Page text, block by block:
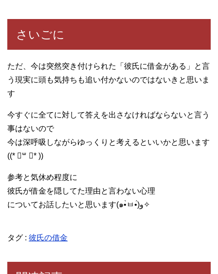
さいごに
ただ、今は突然突き付けられた「彼氏に借金がある」と言
う現実に頭も気持ちも追い付かないのではないきと思いま
す
今すぐに全てに対して答えを出さなければならないと言う
事はないので
今は深呼吸しながらゆっくりと考えるといいかと思います
((* ॑꒳ ॑* ))
参考と気休め程度に
彼氏が借金を隠してた理由と言わない心理
についてお話したいと思います(๑•̀ㅂ•́)و✧
タグ : 彼氏の借金